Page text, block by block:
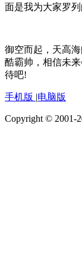
面是我为大家罗
御空而起，天高
酷霸帅，相信未
待吧!
手机版 |电脑版
Copyright © 2001-